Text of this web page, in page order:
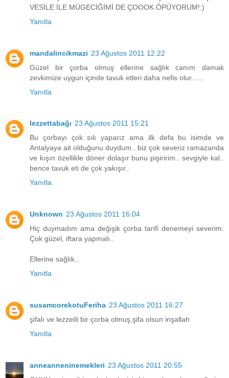
VESİLE İLE MÜGECİĞİMİ DE ÇOOOK ÖPÜYORUM!:)
Yanıtla
mandalincikmazi 23 Ağustos 2011 12:22
Güzel bir çorba olmuş ellerine sağlık canım damak
zevkimize uygun içinde tavuk etleri daha nefis olur......
Yanıtla
lezzettabağı 23 Ağustos 2011 15:21
Bu çorbayı çok sık yaparız ama ilk defa bu isimde ve
Antalyaya ait olduğunu duydum.. biz çok severiz ramazanda
ve kışın özellikle döner dolaşır bunu pişiririm.. sevgiyle kal..
bence tavuk eti de çok yakışır..
Yanıtla
Unknown 23 Ağustos 2011 16:04
Hiç duymadım ama değişik çorba tarifi denemeyi severim.
Çok güzel, iftara yapmalı..
Ellerine sağlık..
Yanıtla
susamcorekotuFeriha 23 Ağustos 2011 16:27
şifalı ve lezzetli bir çorba olmuş,şifa olsun inşallah
Yanıtla
anneanneninemekleri 23 Ağustos 2011 20:55